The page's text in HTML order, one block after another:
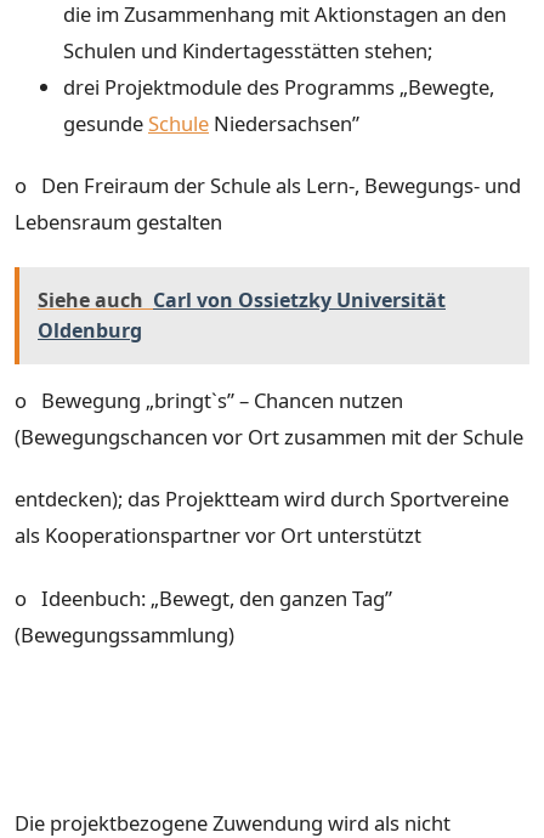
die im Zusammenhang mit Aktionstagen an den
Schulen und Kindertagesstätten stehen;
drei Projektmodule des Programms „Bewegte,
gesundeSchule Niedersachsen”
o Den Freiraum der Schule als Lern-, Bewegungs- und
Lebensraum gestalten
Siehe auch Carl von Ossietzky Universität
Oldenburg
o Bewegung „bringt`s” – Chancen nutzen
(Bewegungschancen vor Ort zusammen mit der Schule
entdecken); das Projektteam wird durch Sportvereine
als Kooperationspartner vor Ort unterstützt
o Ideenbuch: „Bewegt, den ganzen Tag”
(Bewegungssammlung)
Die projektbezogene Zuwendung wird als nicht